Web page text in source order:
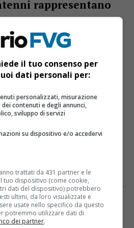
rappresentano
occupati
in forte aumento
2008.
35 (+14,6%)
, mentre calano gli
44 anni (-10,8%).
lavoratori non
del +43,2%
superando di gran
dai cittadini UE. Il
(+29,5%) e il turismo
le performance
il tuo consenso per
dati personali per:
personalizzati, misurazione
contenuti e degli annunci,
sviluppo di servizi
su dispositivo e/o accedervi
trattati da 431 partner e le
tuo dispositivo (come cookie,
dati del dispositivo) potrebbero
ultimi, da loro visualizzate e
usate nello specifico da questo
potremmo utilizzare dati di
dei partner.